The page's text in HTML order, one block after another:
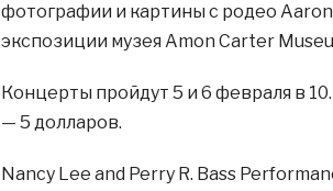
фотографии и картины с родео
экспозиции музея Amon Carter
Концерты пройдут 5 и 6 февраля в
— 5 долларов.
Nancy Lee and Perry R. Bass